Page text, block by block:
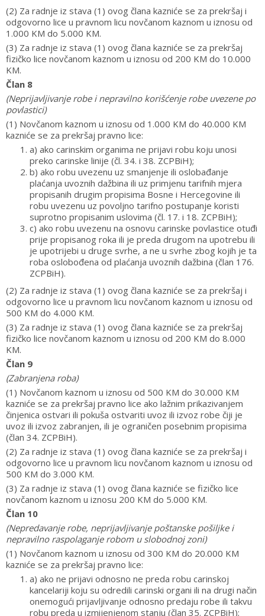
(2) Za radnje iz stava (1) ovog člana kazniće se za prekršaj i
odgovorno lice u pravnom licu novčanom kaznom u iznosu od
1.000 KM do 5.000 KM.
(3) Za radnje iz stava (1) ovog člana kazniće se za prekršaj
fizičko lice novčanom kaznom u iznosu od 200 KM do 10.000
KM.
Član 8
(Neprijavljivanje robe i nepravilno korišćenje robe uvezene po
povlastici)
(1) Novčanom kaznom u iznosu od 1.000 KM do 40.000 KM
kazniće se za prekršaj pravno lice:
a) ako carinskim organima ne prijavi robu koju unosi
preko carinske linije (čl. 34. i 38. ZCPBiH);
b) ako robu uvezenu uz smanjenje ili oslobađanje
plaćanja uvoznih dažbina ili uz primjenu tarifnih mjera
propisanih drugim propisima Bosne i Hercegovine ili
robu uvezenu uz povoljno tarifno postupanje koristi
suprotno propisanim uslovima (čl. 17. i 18. ZCPBiH);
c) ako robu uvezenu na osnovu carinske povlastice otuđi
prije propisanog roka ili je preda drugom na upotrebu ili
je upotrijebi u druge svrhe, a ne u svrhe zbog kojih je ta
roba oslobođena od plaćanja uvoznih dažbina (član 176.
ZCPBiH).
(2) Za radnje iz stava (1) ovog člana kazniće se za prekršaj i
odgovorno lice u pravnom licu novčanom kaznom u iznosu od
500 KM do 4.000 KM.
(3) Za radnje iz stava (1) ovog člana kazniće se za prekršaj
fizičko lice novčanom kaznom u iznosu od 200 KM do 8.000
KM.
Član 9
(Zabranjena roba)
(1) Novčanom kaznom u iznosu od 500 KM do 30.000 KM
kazniće se za prekršaj pravno lice ako lažnim prikazivanjem
činjenica ostvari ili pokuša ostvariti uvoz ili izvoz robe čiji je
uvoz ili izvoz zabranjen, ili je ograničen posebnim propisima
(član 34. ZCPBiH).
(2) Za radnje iz stava (1) ovog člana kazniće se za prekršaj i
odgovorno lice u pravnom licu novčanom kaznom u iznosu od
500 KM do 3.000 KM.
(3) Za radnje iz stava (1) ovog člana kazniće se fizičko lice
novčanom kaznom u iznosu 200 KM do 5.000 KM.
Član 10
(Nepredavanje robe, neprijavljivanje poštanske pošiljke i
nepravilno raspolaganje robom u slobodnoj zoni)
(1) Novčanom kaznom u iznosu od 300 KM do 20.000 KM
kazniće se za prekršaj pravno lice:
a) ako ne prijavi odnosno ne preda robu carinskoj
kancelariji koju su odredili carinski organi ili na drugi način
onemogući prijavljivanje odnosno predaju robe ili takvu
robu preda u izmijenjenom stanju (član 35. ZCPBiH);